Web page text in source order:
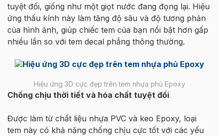
tuyệt đối, giống như một giọt nước đang đọng lại. Hiệu
ứng thấu kính này làm tăng độ sâu và độ tương phản
của hình ảnh, giúp chiếc tem của bạn nổi bật hơn gấp
nhiều lần so với tem decal phẳng thông thường.
Hiệu ứng 3D cực đẹp trên tem nhựa phủ Epoxy
Chống chịu thời tiết và hóa chất tuyệt đối
Được làm từ chất liệu nhựa PVC và keo Epoxy, loại
tem này có khả năng chống chịu cực tốt với các yếu